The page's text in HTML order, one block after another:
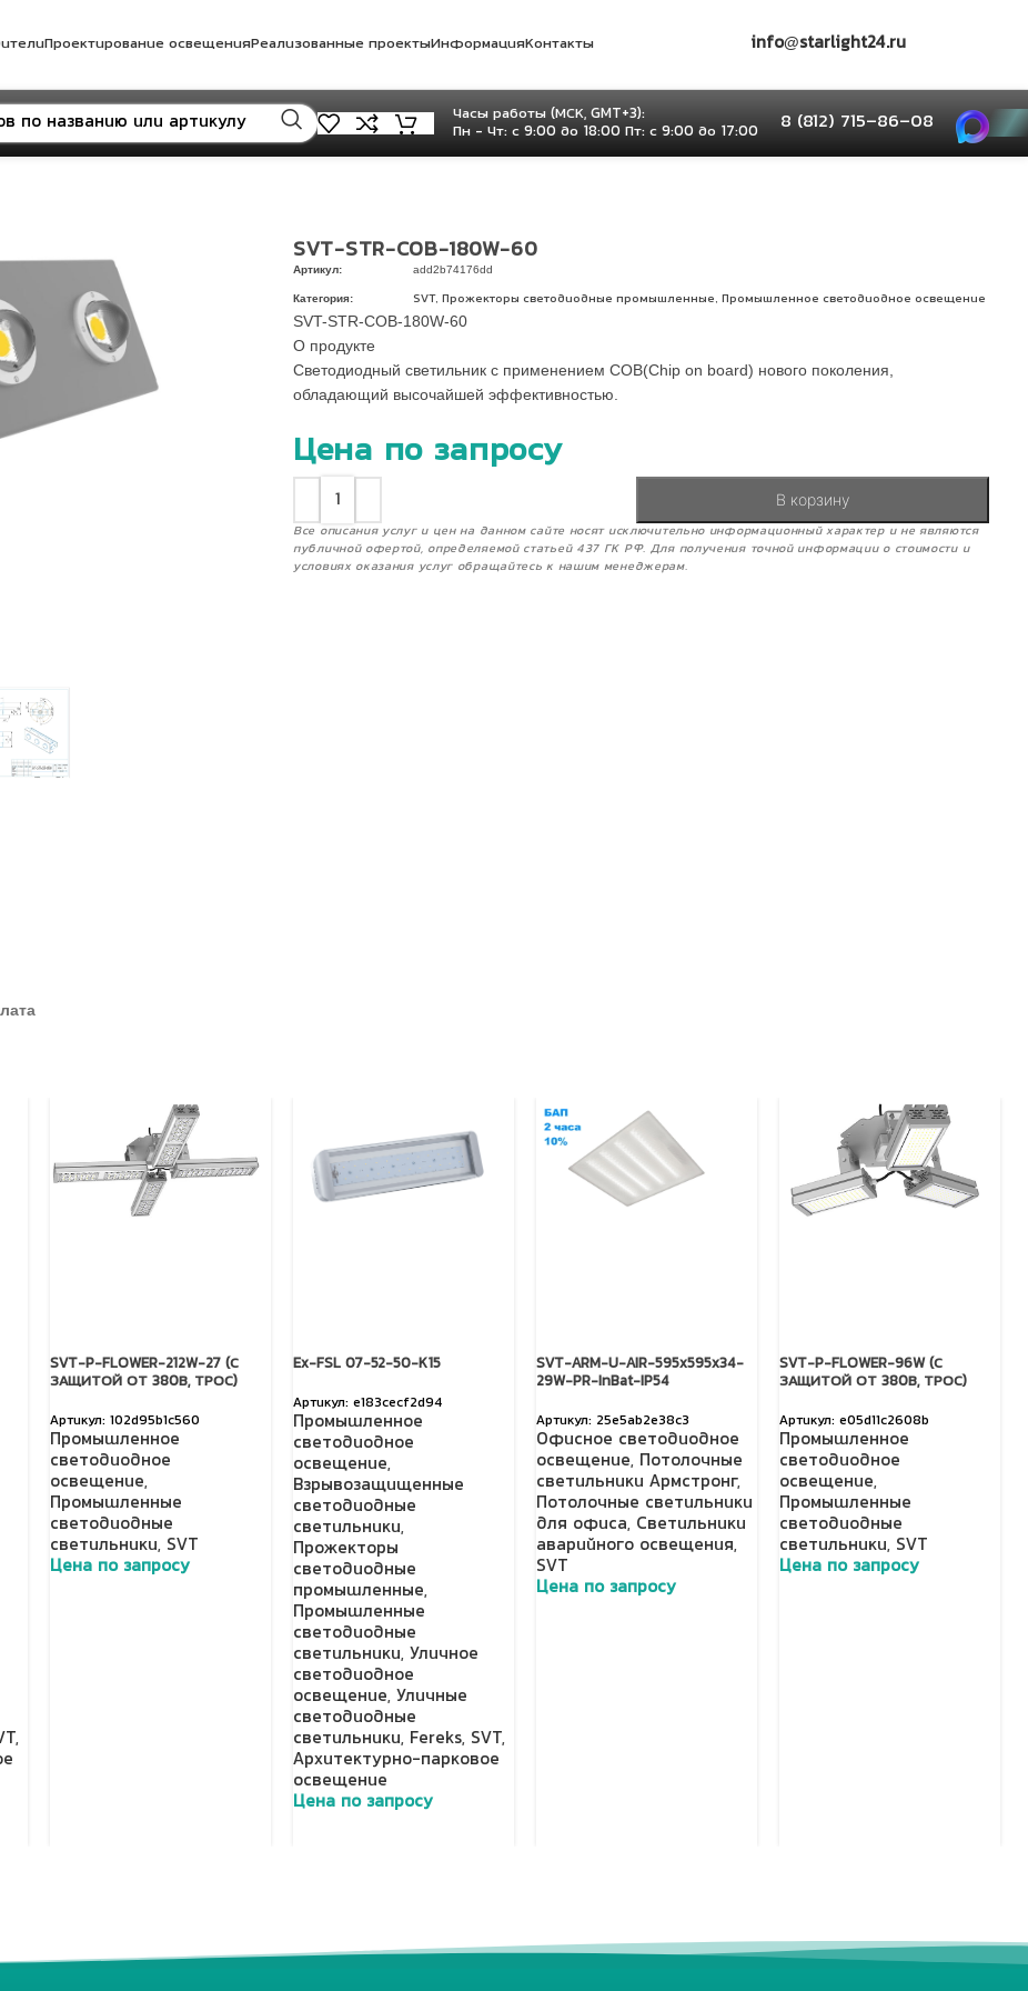
Проектирование освещенияРеализованные проектыИнформацияКонтакты info@starlight24.ru
Часы работы (МСК, GMT+3):
Пн - Чт: с 9:00 до 18:00 Пт: с 9:00 до 17:00
8 (812) 715–86–08
SVT-STR-COB-180W-60
Артикул: add2b74176dd
Категория: SVT, Прожекторы светодиодные промышленные Промышленное светодиодное освещение
SVT-STR-COB-180W-60
О продукте
Светодиодный светильник с применением COB(Chip on board) нового поколения,
обладающий высочайшей эффективностью.
Цена по запросу
В корзину
Все описания услуг и цен на данном сайте носят исключительно информационный характер и не являются
публичной офертой, определяемой статьей 437 ГК РФ. Для получения точной информации о стоимости и
условиях оказания услуг обращайтесь к нашим менеджерам.
,
SVT-P-FLOWER-212W-27 (С
ЗАЩИТОЙ ОТ 380В, ТРОС)
102d95b1c560
Промышленное
светодиодное
освещение,
Промышленные
светодиодные
светильники, SVT
Цена по запросу
Ex-FSL 07-52-50-K15
e183cecf2d94
Промышленное
светодиодное
освещение,
Взрывозащищенные
светодиодные
светильники,
Прожекторы
светодиодные
промышленные,
Промышленные
светодиодные
светильники, Уличное
светодиодное
освещение, Уличные
светодиодные
светильники, Fereks, SVT ,
Архитектурно-парковое
освещение
Цена по запросу
SVT-ARM-U-AIR-595x595x34-
29W-PR-InBat-IP54
25e5ab2e38c3
Офисное светодиодное
освещение, Потолочные
светильники Армстронг,
Потолочные светильники
для офиса, Светильники
аварийного освещения,
SVT
Цена по запросу
SVT-P-FLOWER-96W (С
ЗАЩИТОЙ ОТ 380В, ТРОС)
e05d11c2608b
Промышленное
светодиодное
освещение,
Промышленные
светодиодные
светильники, SVT
Цена по запросу